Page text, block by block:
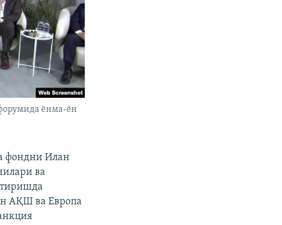
ёнма-ён
фондни Илан
ва
АҚШ ва Европа